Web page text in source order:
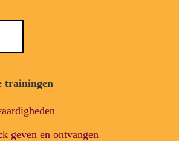
trainingen
geven en ontvangen